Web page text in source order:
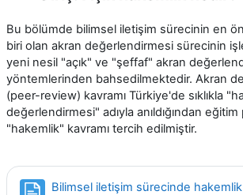
Bu bölümde bilimsel iletişim sürecinin en
biri olan akran değerlendirmesi sürecinin
yeni nesil "açık" ve "şeffaf" akran
yöntemlerinden bahsedilmektedir. Akran
(peer-review) kavramı Türkiye'de sıklıkla
değerlendirmesi" adıyla anıldığından eğitim
"hakemlik" kavramı tercih edilmiştir.
Bilimsel iletişim sürecinde hakemlik